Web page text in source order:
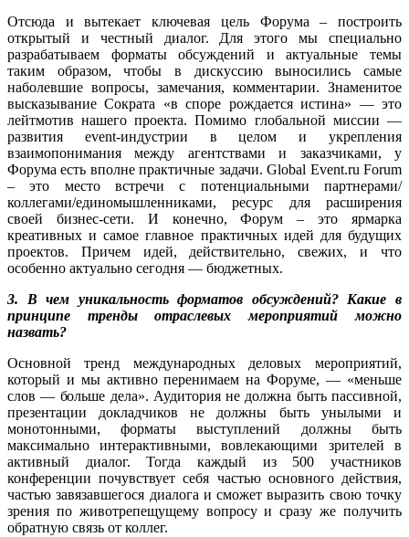
Отсюда и вытекает ключевая цель Форума – построить
открытый и честный диалог. Для этого мы специально
разрабатываем форматы обсуждений и актуальные темы
таким образом, чтобы в дискуссию выносились самые
наболевшие вопросы, замечания, комментарии. Знаменитое
высказывание Сократа «в споре рождается истина» — это
лейтмотив нашего проекта. Помимо глобальной миссии —
развития event-индустрии в целом и укрепления
взаимопонимания между агентствами и заказчиками, у
Форума есть вполне практичные задачи. Global Event.ru Forum
– это место встречи с потенциальными партнерами/
коллегами/единомышленниками, ресурс для расширения
своей бизнес-сети. И конечно, Форум – это ярмарка
креативных и самое главное практичных идей для будущих
проектов. Причем идей, действительно, свежих, и что
особенно актуально сегодня — бюджетных.
3. В чем уникальность форматов обсуждений? Какие в
принципе тренды отраслевых мероприятий можно
назвать?
Основной тренд международных деловых мероприятий,
который и мы активно перенимаем на Форуме, — «меньше
слов — больше дела». Аудитория не должна быть пассивной,
презентации докладчиков не должны быть унылыми и
монотонными, форматы выступлений должны быть
максимально интерактивными, вовлекающими зрителей в
активный диалог. Тогда каждый из 500 участников
конференции почувствует себя частью основного действия,
частью завязавшегося диалога и сможет выразить свою точку
зрения по животрепещущему вопросу и сразу же получить
обратную связь от коллег.